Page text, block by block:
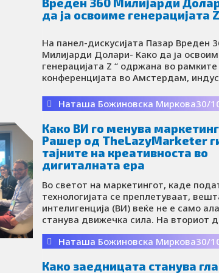
да ја освоиме генерацијата Z
На панел-дискусијата Пазар Вреден
Милијарди Долари- Како да ја
генерацијата Z “ одржана во
конференцијата во Амстердам,
согледувања за тоа како компаниите
привлечат вниманието на
генерација што веќе има значајно
глобалниот пазар и го менува
брендовите се поврзуваат со своите
потрошувачи.
Наташа Божиновска Миркова30/
Како ВИ го менува
Рашер од TheLazyMarketer
тајните на креативноста во
дигиталната ера
Во светот на маркетингот, каде
технологијата се преплетуваат,
интелигенција (ВИ) веќе не е само
станува движечка сила. На вториот
Рашер, основач на TheLazyMarketer,
вештачката интелигенција во
Наташа Божиновска Миркова30/
Како заедницата станува